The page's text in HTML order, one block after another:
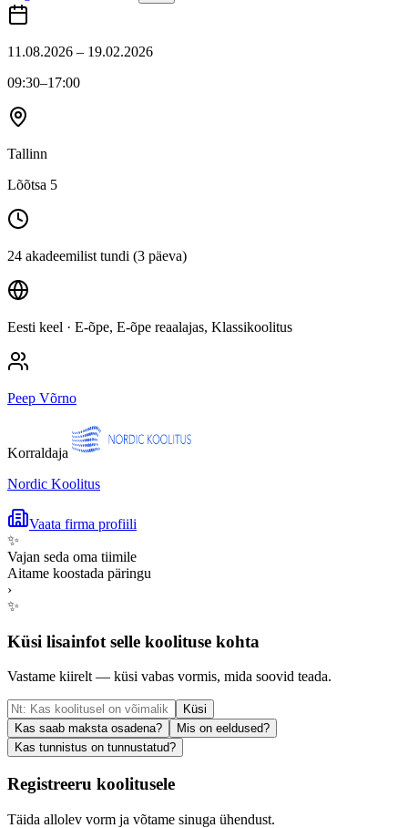
11.08.2026 – 19.02.2026
09:30–17:00
Tallinn
Lõõtsa 5
24 akadeemilist tundi (3 päeva)
Eesti keel · E-õpe, E-õpe reaalajas, Klassikoolitus
Peep Võrno
Korraldaja
Nordic Koolitus
Vaata firma profiili
✨
Vajan seda oma tiimile
Aitame koostada päringu
›
✨
Küsi lisainfot selle koolituse kohta
Vastame kiirelt — küsi vabas vormis, mida soovid teada.
Küsi
Kas saab maksta osadena?
Mis on eeldused?
Kas tunnistus on tunnustatud?
Registreeru koolitusele
Täida allolev vorm ja võtame sinuga ühendust.